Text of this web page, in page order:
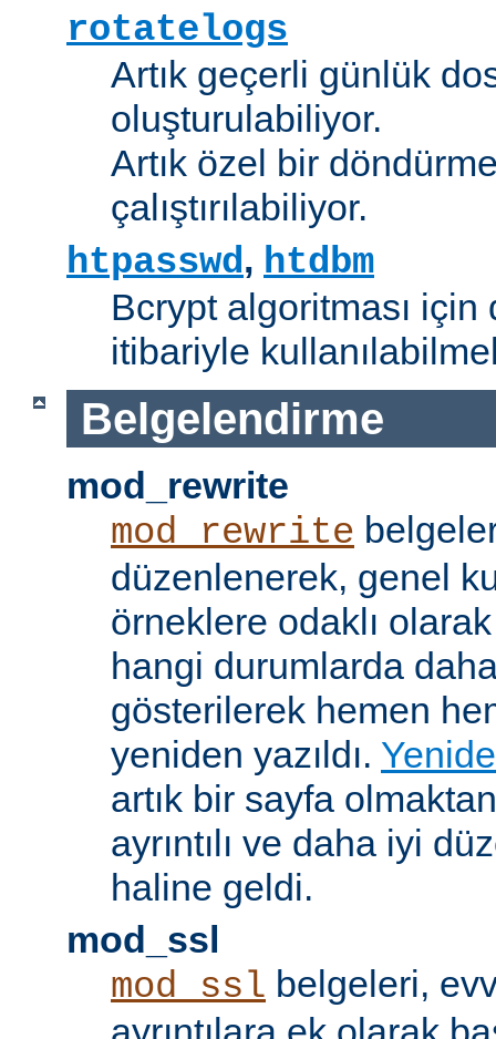
rotatelogs
Artık geçerli günlük
oluşturulabiliyor.
Artık özel bir
çalıştırılabiliyor.
htpasswd, htdbm
Bcrypt algoritması için
itibariyle
Belgelendirme
mod_rewrite
mod_rewrite
düzenlenerek, genel
örneklere odaklı
hangi durumlarda
gösterilerek hemen
yeniden yazıldı.
artık bir sayfa
ayrıntılı ve daha iyi
haline geldi.
mod_ssl
mod_ssl belgeleri,